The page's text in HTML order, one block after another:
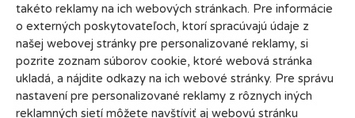
takéto reklamy na ich webových stránkach. Pre informácie
o externých poskytovateľoch, ktorí spracúvajú údaje z
našej webovej stránky pre personalizované reklamy, si
pozrite zoznam súborov cookie, ktoré webová stránka
ukladá, a nájdite odkazy na ich webové stránky. Pre správu
nastavení pre personalizované reklamy z rôznych iných
reklamných sietí môžete navštíviť aj webovú stránku